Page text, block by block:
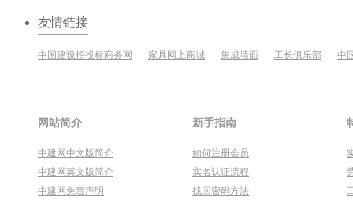
友情链接
中国建设招投标商务网 家具网上商城 集成墙面 工长俱乐部 中
网站简介
中建网中文版简介
中建网英文版简介
中建网免责声明
新手指南
如何注册会员
实名认证流程
找回密码方法